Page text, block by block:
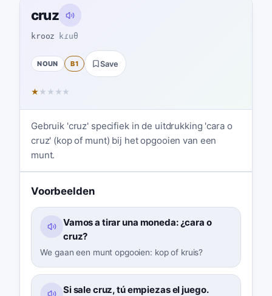
cruz
krooz kɾuθ
NOUN B1 Save
★ ★ ★ ★ ★
Gebruik 'cruz' specifiek in de uitdrukking 'cara o
cruz' (kop of munt) bij het opgooien van een
munt.
Voorbeelden
Vamos a tirar una moneda: ¿cara o
cruz?
We gaan een munt opgooien: kop of kruis?
Si sale cruz, tú empiezas el juego.